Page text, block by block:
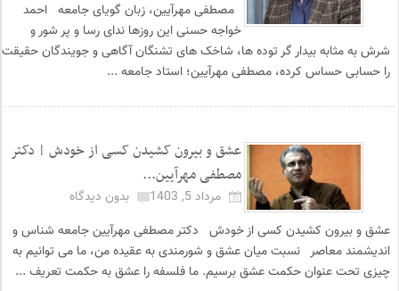
مصطفی مهرآیین، زبان گویای جامعه احمد
خواجه حسنی این روزها ندای رسا و پر شور و
شرش به مثابه بیدار گر توده ها، شاخک های تشنگان آگاهی و جویندگان حقیقت
را حسابی حساس کرده، مصطفی مهرآیین؛ استاد جامعه ...
عشق و بیرون کشیدن کسی از خودش | دکتر
مصطفی مهرآیین...
مرداد 5, 1403
بدون دیدگاه
عشق و بیرون کشیدن کسی از خودش دکتر مصطفی مهرآیین جامعه شناس و
اندیشمند معاصر نسبت میان عشق و شورمندی به‏ عقیده‏ من، ما می ‏توانیم به
چیزی تحت‏ عنوان حکمت عشق برسیم. ما فلسفه را عشق به حکمت تعریف ...